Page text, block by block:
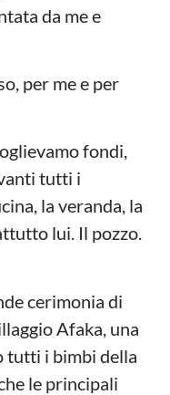
da me e
per me e per
fondi,
tutti i
la veranda, la
lui. Il pozzo.
cerimonia di
Afaka, una
tutti i bimbi della
le principali